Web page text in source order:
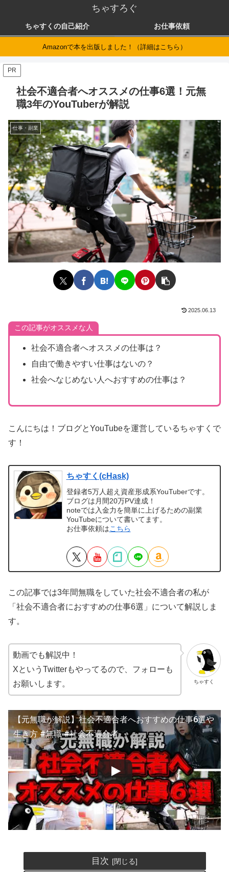
ちゃすろぐ
ちゃすくの自己紹介 お仕事依頼
Amazonで本を出版しました！（詳細はこちら）
PR
社会不適合者へオススメの仕事6選！元無
職3年のYouTuberが解説
仕事・副業
2025.06.13
この記事がオススメな人
社会不適合者へオススメの仕事は？
自由で働きやすい仕事はないの？
社会へなじめない人へおすすめの仕事は？
こんにちは！ブログとYouTubeを運営しているちゃすくで
す！
ちゃすく(cHask)
登録者5万人超え資産形成系YouTuberです。
ブログは月間20万PV達成！
noteでは入金力を簡単に上げるための副業
YouTubeについて書いてます。
お仕事依頼はこちら
この記事では3年間無職をしていた社会不適合者の私が
「社会不適合者におすすめの仕事6選」について解説しま
す。
ちゃすく
動画でも解説中！
XというTwitterもやってるので、フォローも
お願いします。
【元無職が解説】社会不適合者へおすすめの仕事6選や
生き方 #無職 #社会不適合者
目次